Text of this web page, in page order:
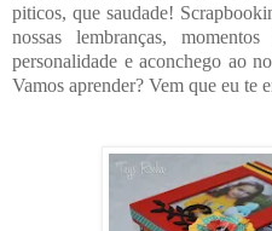
piticos, que saudade!
nossas lembranças,
personalidade e aconchego ao
Vamos aprender? Vem que eu te